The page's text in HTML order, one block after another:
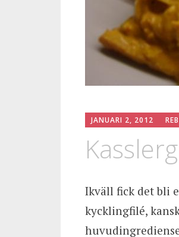
JANUARI 2, 2012
Ikväll fick det bli
kycklingfilé,